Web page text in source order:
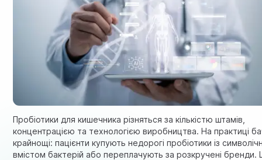
Пробіотики для кишечника різняться за кількістю штамів,
концентрацією та технологією виробництва. На практиці
крайнощі: пацієнти купують недорогі пробіотики із
вмістом бактерій або переплачують за розкручені бренди.